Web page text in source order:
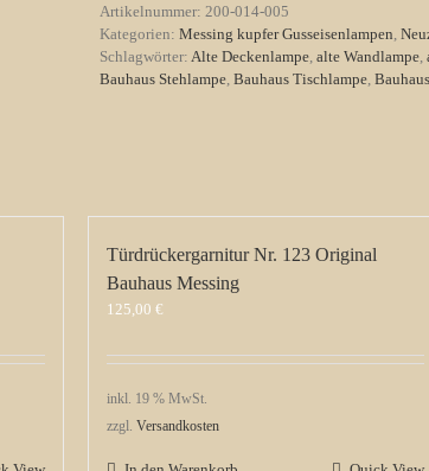
Menge
Artikelnummer: 200-014-005
Kategorien: Messing kupfer Gusseisenlampen
Schlagwörter: Alte Deckenlampe alte Wandlampe
Bauhaus Stehlampe Bauhaus Tischlampe
Türdrückergarnitur Nr. 123 Original
Bauhaus Messing
125,00 €
inkl. 19 % MwSt.
zzgl. Versandkosten